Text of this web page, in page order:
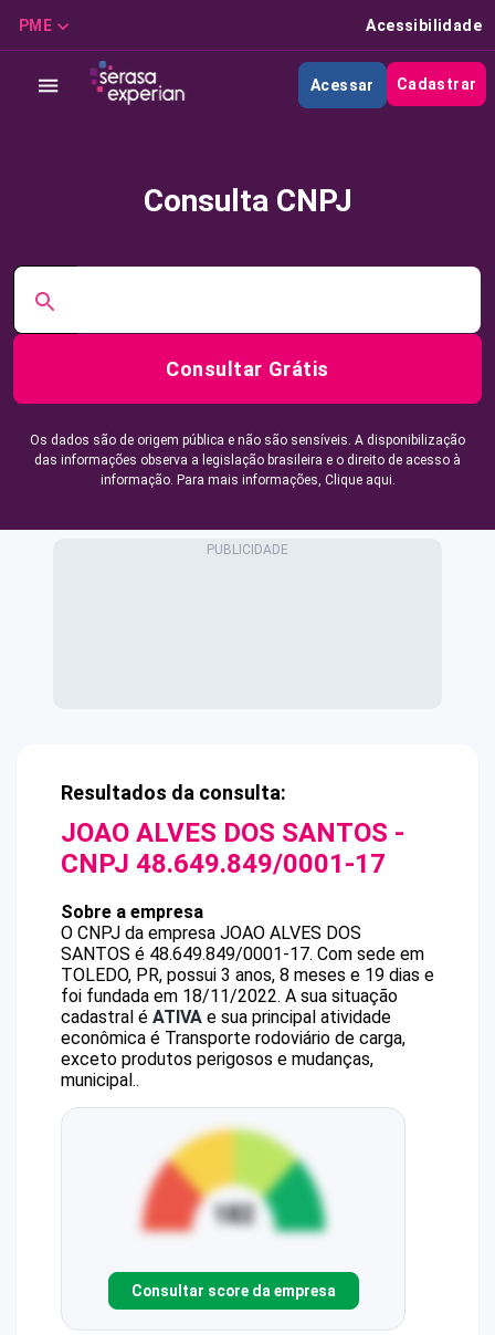
PME Acessibilidade
Acessar Cadastrar
Consulta CNPJ
Consultar Grátis
Os dados são de origem pública e não são sensíveis. A disponibilização
das informações observa a legislação brasileira e o direito de acesso à
informação. Para mais informações, Clique aqui.
Resultados da consulta:
JOAO ALVES DOS SANTOS -
CNPJ 48.649.849/0001-17
Sobre a empresa
O CNPJ da empresa JOAO ALVES DOS
SANTOS é 48.649.849/0001-17. Com sede em
TOLEDO, PR, possui 3 anos, 8 meses e 19 dias e
foi fundada em 18/11/2022. A sua situação
cadastral é ATIVA e sua principal atividade
econômica é Transporte rodoviário de carga,
exceto produtos perigosos e mudanças,
municipal..
Consultar score da empresa